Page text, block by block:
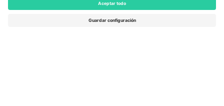
Regus Sofia City West, bul
Totleben 53-55, 1606 Sofia,
UAE Dubai Silicon Oasis, DDP
Building A1, Office 302, Dubai,